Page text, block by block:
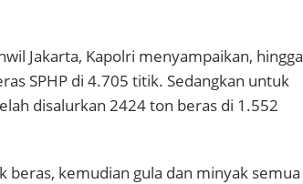
Jakarta, Kapolri menyampaikan, hingga
SPHP di 4.705 titik. Sedangkan untuk
disalurkan 2424 ton beras di 1.552
beras, kemudian gula dan minyak semua